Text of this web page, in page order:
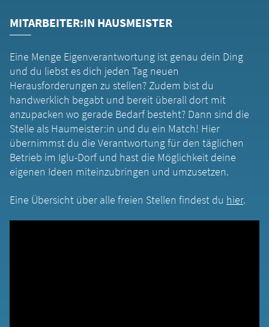
MITARBEITER:IN HAUSMEISTER
Eine Menge Eigenverantwortung ist genau dein Ding
und du liebst es dich jeden Tag neuen
Herausforderungen zu stellen? Zudem bist du
handwerklich begabt und bereit überall dort mit
anzupacken wo gerade Bedarf besteht? Dann sind die
Stelle als Haumeister:in und du ein Match! Hier
übernimmst du die Verantwortung für den täglichen
Betrieb im Iglu-Dorf und hast die Möglichkeit deine
eigenen Ideen miteinzubringen und umzusetzen.
Eine Übersicht über alle freien Stellen findest du hier.